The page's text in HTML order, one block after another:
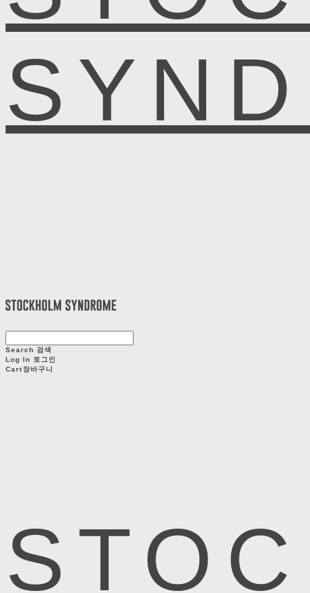
Search 검색
Log In 로그인
Cart장바구니